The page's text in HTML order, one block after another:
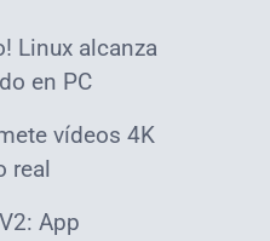
Linux alcanza
en PC
vídeos 4K
real
App